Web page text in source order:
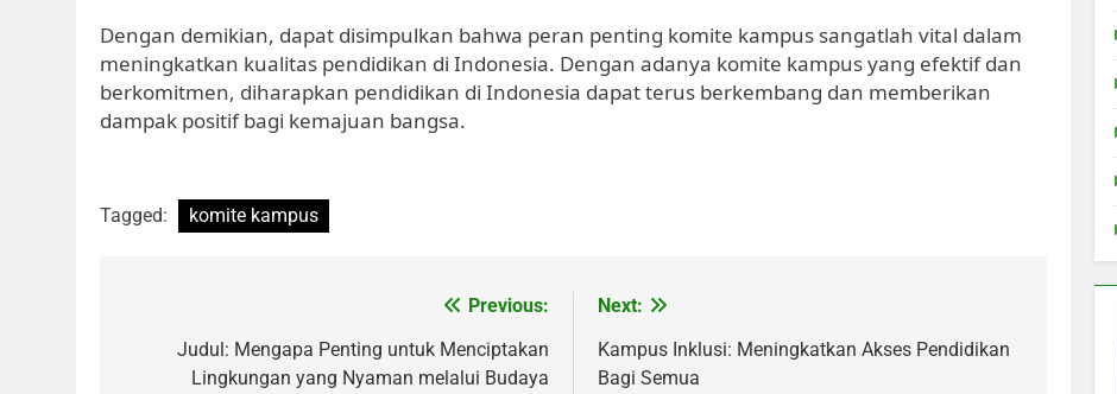
Dengan demikian, dapat disimpulkan bahwa peran penting komite kampus sangatlah vital dalam
meningkatkan kualitas pendidikan di Indonesia. Dengan adanya komite kampus yang efektif dan
berkomitmen, diharapkan pendidikan di Indonesia dapat terus berkembang dan memberikan
dampak positif bagi kemajuan bangsa.
Tagged: komite kampus
navigation
Previous:
Judul: Mengapa Penting untuk Menciptakan
Lingkungan yang Nyaman melalui Budaya
Next:
Kampus Inklusi: Meningkatkan Akses Pendidikan
Bagi Semua